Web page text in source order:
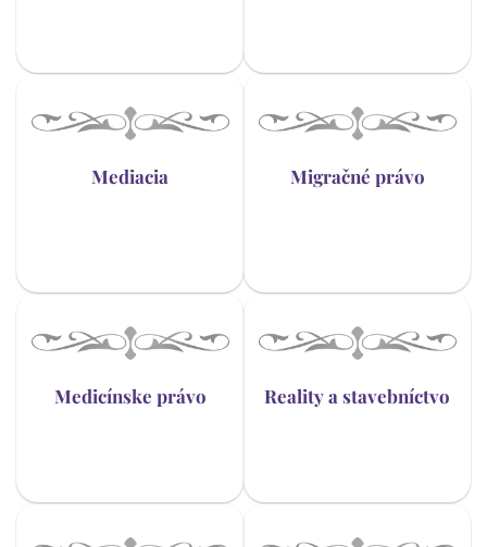
Mediacia Migračné právo
Medicínske právo Reality a stavebníctvo